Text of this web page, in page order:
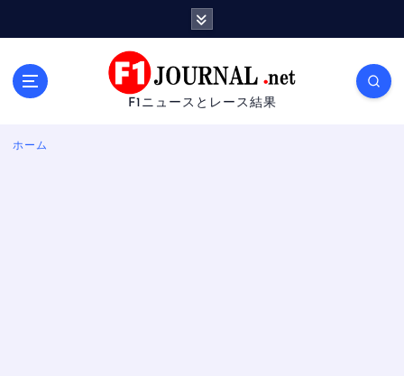
F1ニュースとレース結果
ホーム